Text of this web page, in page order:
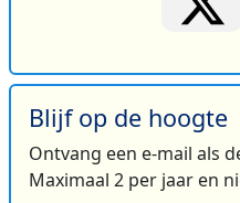
Blijf op de hoogte
Ontvang een e-mail als
Maximaal 2 per jaar en